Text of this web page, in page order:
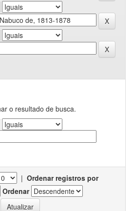
o resultado de busca.
| Ordenar registros por
Ordenar